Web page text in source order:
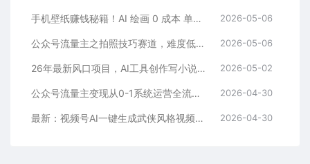
手机壁纸赚钱秘籍！AI 绘画 0 成本 单店狂销 3.8 万单 2026-05-06
公众号流量主之拍照技巧赛道，难度低+流量大，起号第一篇就爆了10w阅读！ 2026-05-06
26年最新风口项目，AI工具创作写小说，轻松实现日入1000+ 2026-05-02
公众号流量主变现从0-1系统运营全流程讲解！ 2026-04-30
最新：视频号AI一键生成武侠风格视频，狂撸视频号分成收益，学完轻松日入1000+ 2026-04-30